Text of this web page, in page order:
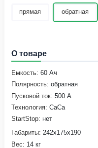
прямая обратная
О товаре
Емкость: 60 Ач
Полярность: обратная
Пусковой ток: 500 А
Технология: CaCa
StartStop: нет
Габариты: 242х175х190
Вес: 14 кг